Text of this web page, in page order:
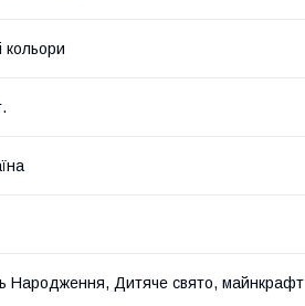
кольори
Народження, Дитяче свято, майнкрафт